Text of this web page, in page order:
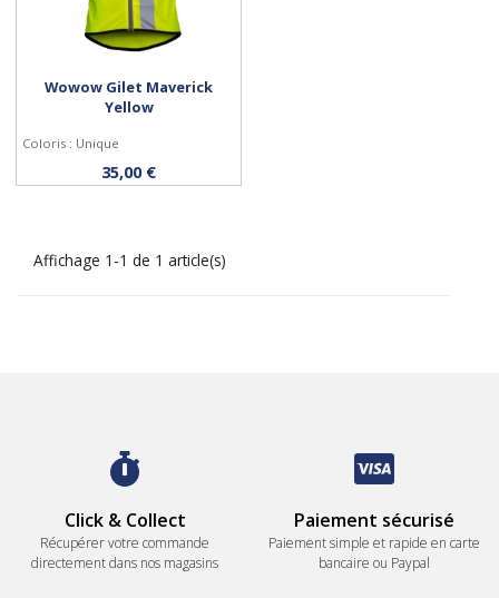
Personnaliser
Wowow Gilet Maverick
Yellow
Coloris : Unique
35,00 €
Affichage 1-1 de 1 article(s)
Click & Collect
Récupérer votre commande
directement dans nos magasins
Paiement sécurisé
Paiement simple et rapide en carte
bancaire ou Paypal